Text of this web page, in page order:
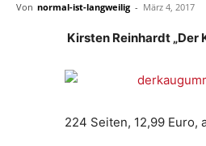
Von normal-ist-langweilig - März 4, 2017
Kirsten Reinhardt „Der
224 Seiten, 12,99 Euro,